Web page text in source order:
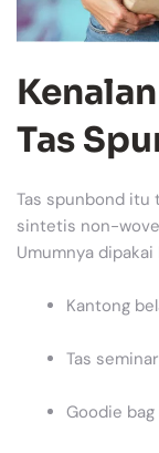
Tas
Tas spunbond itu
sintetis non-
Umumnya dipakai
Kantong
Tas seminar
Goodie